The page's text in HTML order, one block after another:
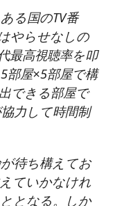
る国のTV番
やらせなしの
最高視聴率を叩
部屋×5部屋で構
できる部屋で
力して時間制
待ち構えてお
ていかなけれ
となる。しか